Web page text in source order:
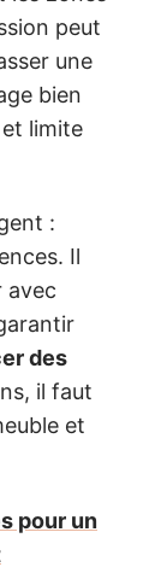
peut
une
bien
limite
:
Il
avec
des
il faut
et
pour un